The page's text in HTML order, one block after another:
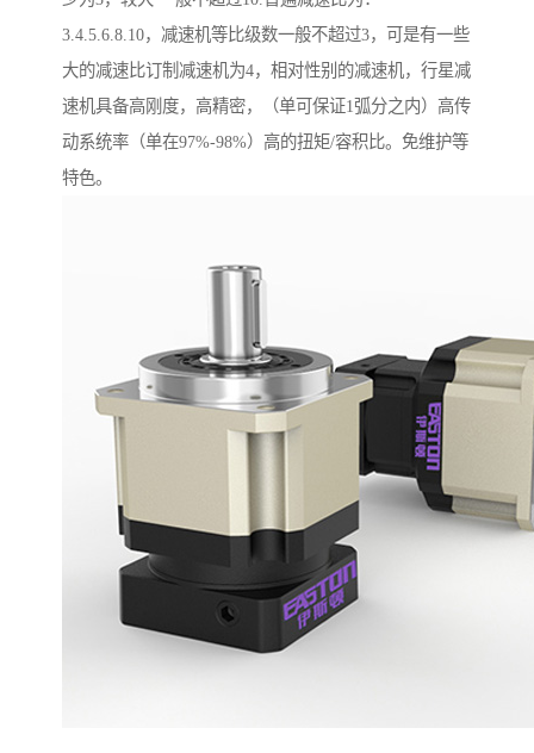
3.4.5.6.8.10，减速机等比级数一般不超过3，可是有一些
大的减速比订制减速机为4，相对性别的减速机，行星减
速机具备高刚度，高精密，（单可保证1弧分之内）高传
动系统率（单在97%-98%）高的扭矩/容积比。免维护等
特色。